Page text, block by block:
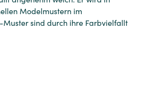
Modelmustern im
sind durch ihre Farbvielfallt